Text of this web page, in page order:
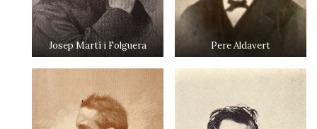
Josep Martí i Folguera Pere Aldavert